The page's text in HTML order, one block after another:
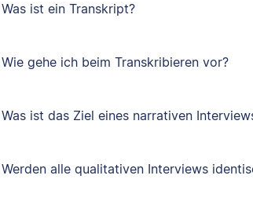
Was ist ein Transkript?
Wie gehe ich beim Transkribieren vor?
Was ist das Ziel eines narrativen
Werden alle qualitativen Interviews